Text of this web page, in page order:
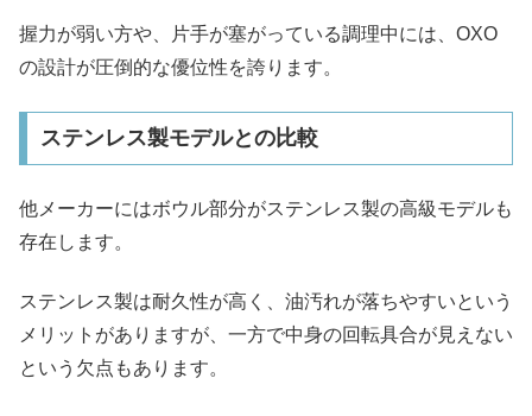
握力が弱い方や、片手が塞がっている調理中には、OXO
の設計が圧倒的な優位性を誇ります。
ステンレス製モデルとの比較
他メーカーにはボウル部分がステンレス製の高級モデルも
存在します。
ステンレス製は耐久性が高く、油汚れが落ちやすいという
メリットがありますが、一方で中身の回転具合が見えない
という欠点もあります。